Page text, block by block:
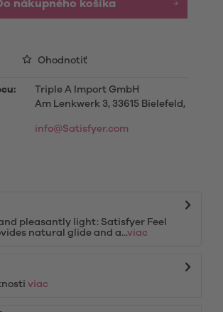
nákupného košíka
Ohodnotiť
Triple A Import GmbH
Am Lenkwerk 3, 33615 Bielefeld,
info@Satisfyer.com
pleasantly light: Satisfyer Feel
natural glide and a...viac
viac